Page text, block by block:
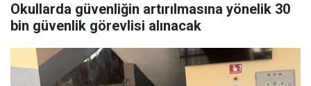
Okullarda güvenliğin artırılmasına yönelik 30
bin güvenlik görevlisi alınacak